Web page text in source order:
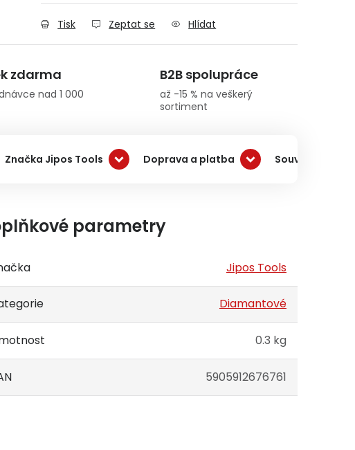
Tisk Zeptat se Hlídat
zdarma
nad 1 000
B2B spolupráce
až -15 % na veškerý
sortiment
Značka Jipos Tools Doprava a platba Související
parametry
Jipos Tools
Diamantové
0.3 kg
5905912676761